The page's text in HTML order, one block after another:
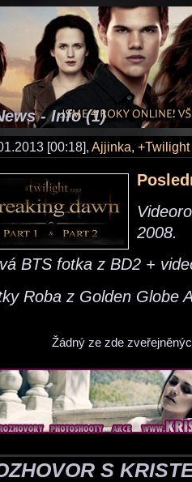
- Info (1)
[00:18], Ajjinka,
2008.
BTS fotka z BD2 +
Roba z Golden Globe
Žádný ze zde
S